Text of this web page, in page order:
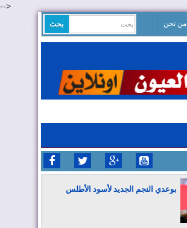
-->
من نحن
بوعدي النجم الجديد لأسود الأطلس